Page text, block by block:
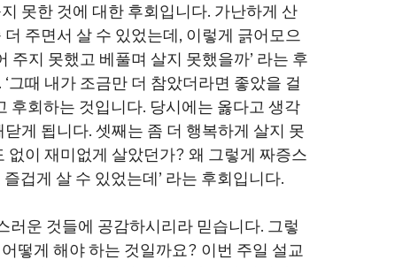
못한 것에 대한 후회입니다. 가난하게 산
주면서 살 수 있었는데, 이렇게 긁어모으
주지 못했고 베풀며 살지 못했을까’ 라는 후
그때 내가 조금만 더 참았더라면 좋았을 걸
후회하는 것입니다. 당시에는 옳다고 생각
게 됩니다. 셋째는 좀 더 행복하게 살지 못
없이 재미없게 살았던가? 왜 그렇게 짜증스
겁게 살 수 있었는데’ 라는 후회입니다.
운 것들에 공감하시리라 믿습니다. 그렇
떻게 해야 하는 것일까요? 이번 주일 설교